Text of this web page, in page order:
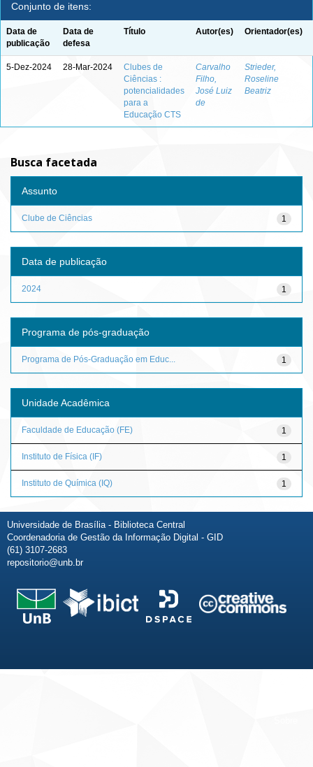
Conjunto de itens:
Data de
publicação
Data de
defesa
Título Autor(es) Orientador(es)
5-Dez-2024 28-Mar-2024
Clubes de
Ciências :
potencialidades
para a
Educação CTS
Carvalho
Filho,
José Luiz
de
Strieder,
Roseline
Beatriz
Busca facetada
Assunto
1
Clube de Ciências
Data de publicação
1
2024
Programa de pós-graduação
1
Programa de Pós-Graduação em Educ...
Unidade Acadêmica
1
Faculdade de Educação (FE)
1
Instituto de Física (IF)
1
Instituto de Química (IQ)
Universidade de Brasília - Biblioteca Central
Coordenadoria de Gestão da Informação Digital - GID
(61) 3107-2683
repositorio@unb.br